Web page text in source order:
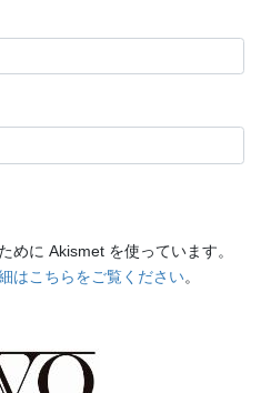
めに Akismet を使っています。
はこちらをご覧ください。